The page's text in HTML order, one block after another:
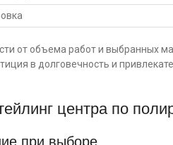
от объема работ и выбранных
в долговечность и
центра по
при выборе